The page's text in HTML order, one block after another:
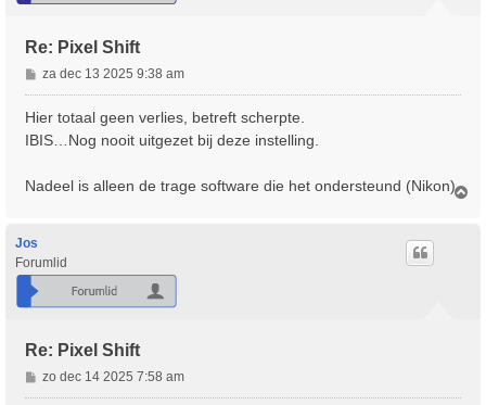
Re: Pixel Shift
B
e
r
i
t
za dec 13 2025 9:38 am
Hier totaal geen verlies, betreft scherpte.
IBIS…Nog nooit uitgezet bij deze instelling.
Nadeel is alleen de trage software die het ondersteund (Nikon).
Jos
Forumlid
Re: Pixel Shift
B
e
zo dec 14 2025 7:58 am